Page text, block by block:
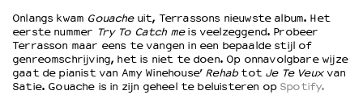
OVER LANTARENVENSTER
Wat we doen
Werken bij
Onlangs kwam Gouacheuit, Terrassons nieuwste album. Het
eerste nummer Try To Catch meis veelzeggend. Probeer
Terrasson maar eens te vangen in een bepaalde stijl of
genreomschrijving, het is niet te doen. Op onnavolgbare wijze
gaat de pianist van Amy Winehouse’ Rehabtot Je Te Veuxvan
Satie. Gouache is in zijn geheel te beluisteren op Spotify.